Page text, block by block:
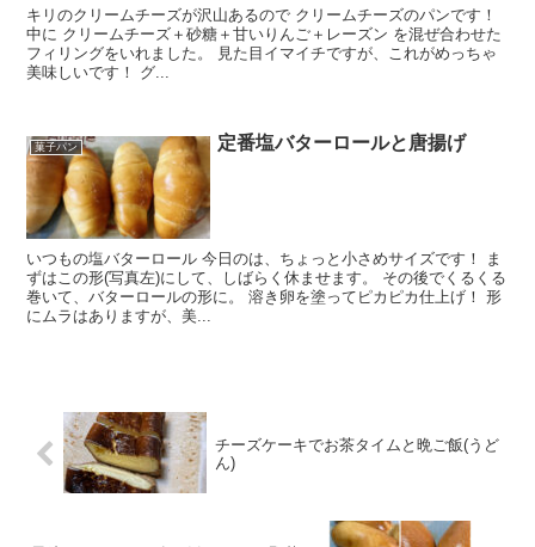
キリのクリームチーズが沢山あるので クリームチーズのパンです！
中に クリームチーズ＋砂糖＋甘いりんご＋レーズン を混ぜ合わせた
フィリングをいれました。 見た目イマイチですが、これがめっちゃ
美味しいです！ グ...
菓子パン 定番塩バターロールと唐揚げ
いつもの塩バターロール 今日のは、ちょっと小さめサイズです！ ま
ずはこの形(写真左)にして、しばらく休ませます。 その後でくるくる
巻いて、バターロールの形に。 溶き卵を塗ってピカピカ仕上げ！ 形
にムラはありますが、美...
チーズケーキでお茶タイムと晩ご飯(うど
ん)